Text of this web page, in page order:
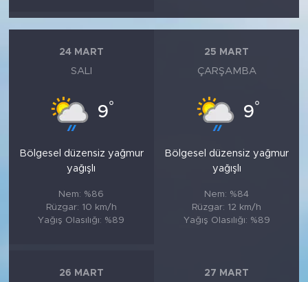
24 MART
SALI
9°
Bölgesel düzensiz yağmur
yağışlı
Nem: %86
Rüzgar: 10 km/h
Yağış Olasılığı: %89
25 MART
ÇARŞAMBA
9°
Bölgesel düzensiz yağmur
yağışlı
Nem: %84
Rüzgar: 12 km/h
Yağış Olasılığı: %89
26 MART 27 MART